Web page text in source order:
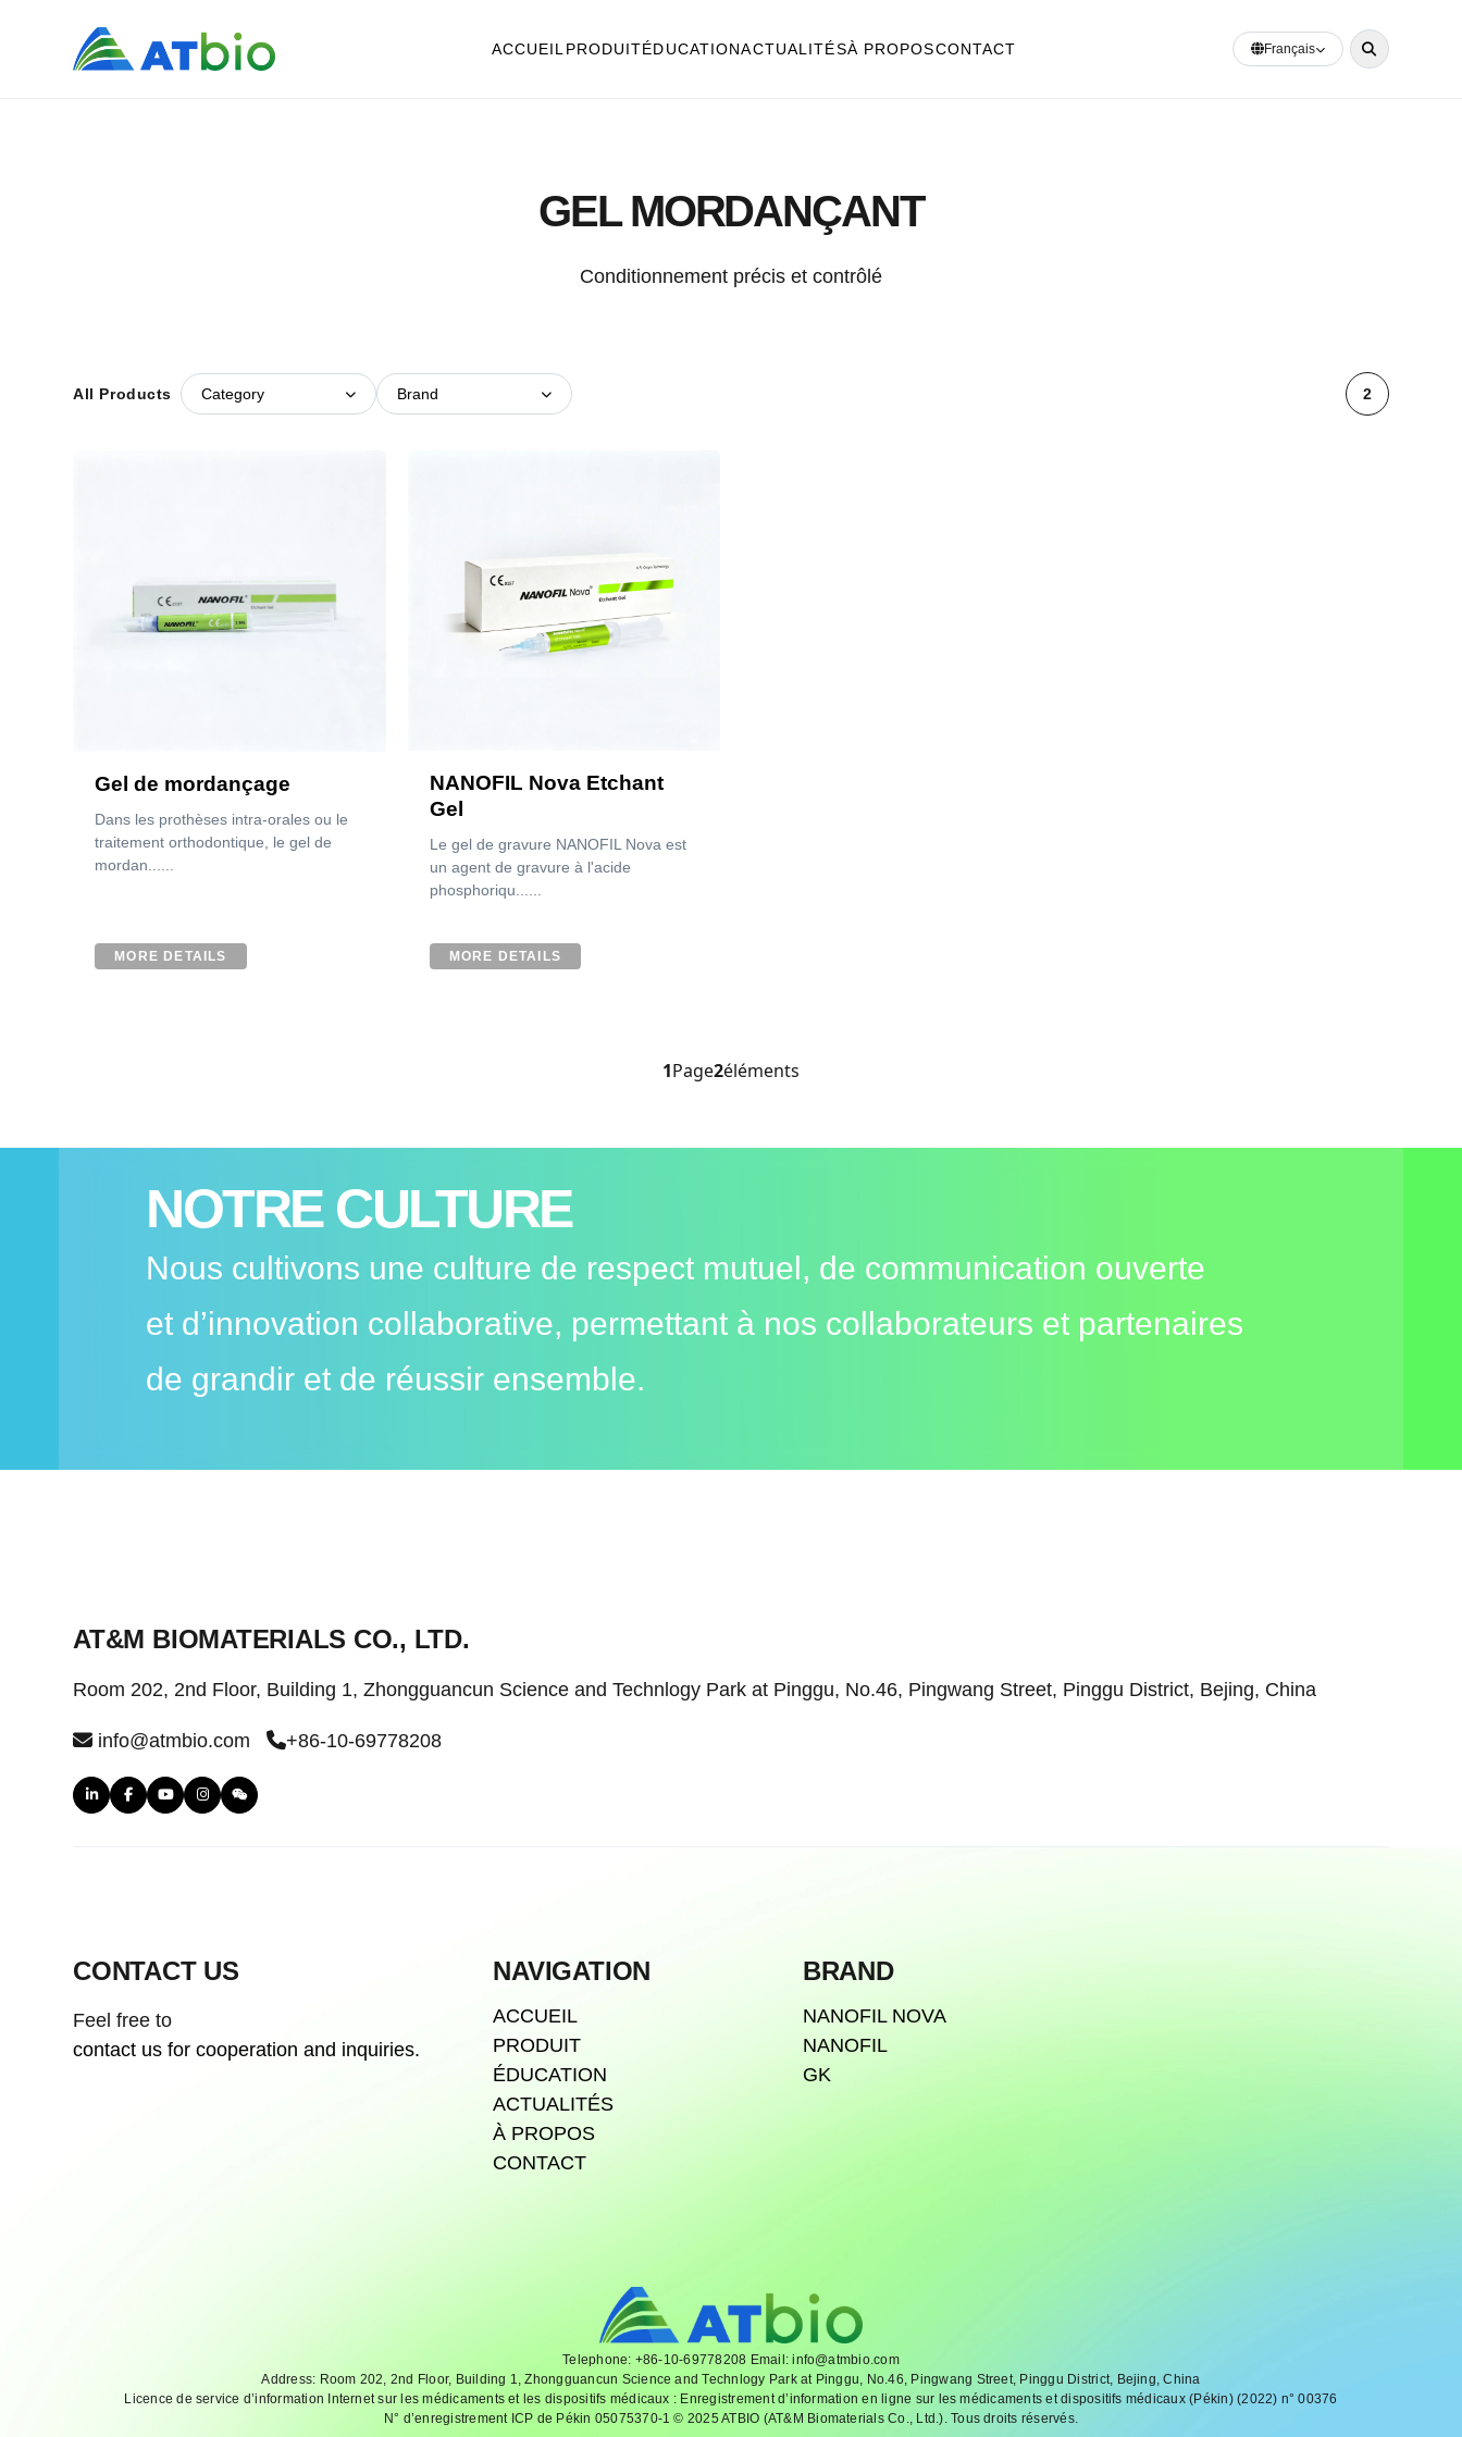
ACCUEIL PRODUITÉDUCATIONACTUALITÉSÀ PROPOSCONTACT Français
GEL MORDANÇANT
Conditionnement précis et contrôlé
All Products Category Brand 2
Gel de mordançage
Dans les prothèses intra-orales ou le
traitement orthodontique, le gel de
mordan......
MORE DETAILS
NANOFIL Nova Etchant
Gel
Le gel de gravure NANOFIL Nova est
un agent de gravure à l'acide
phosphoriqu......
MORE DETAILS
1Page2éléments
NOTRE CULTURE
Nous cultivons une culture de respect mutuel, de communication ouverte
et d’innovation collaborative, permettant à nos collaborateurs et partenaires
de grandir et de réussir ensemble.
AT&M BIOMATERIALS CO., LTD.
Room 202, 2nd Floor, Building 1, Zhongguancun Science and Technlogy Park at Pinggu, No.46, Pingwang Street, Pinggu District, Bejing, China
info@atmbio.com +86-10-69778208
CONTACT US
Feel free to
contact us for cooperation and inquiries.
NAVIGATION
ACCUEIL
PRODUIT
ÉDUCATION
ACTUALITÉS
À PROPOS
CONTACT
BRAND
NANOFIL NOVA
NANOFIL
GK
Telephone: +86-10-69778208 Email: info@atmbio.com
Address: Room 202, 2nd Floor, Building 1, Zhongguancun Science and Technlogy Park at Pinggu, No.46, Pingwang Street, Pinggu District, Bejing, China
Licence de service d’information Internet sur les médicaments et les dispositifs médicaux : Enregistrement d’information en ligne sur les médicaments et dispositifs médicaux (Pékin) (2022) n° 00376
N° d’enregistrement ICP de Pékin 05075370-1 © 2025 ATBIO (AT&M Biomaterials Co., Ltd.). Tous droits réservés.